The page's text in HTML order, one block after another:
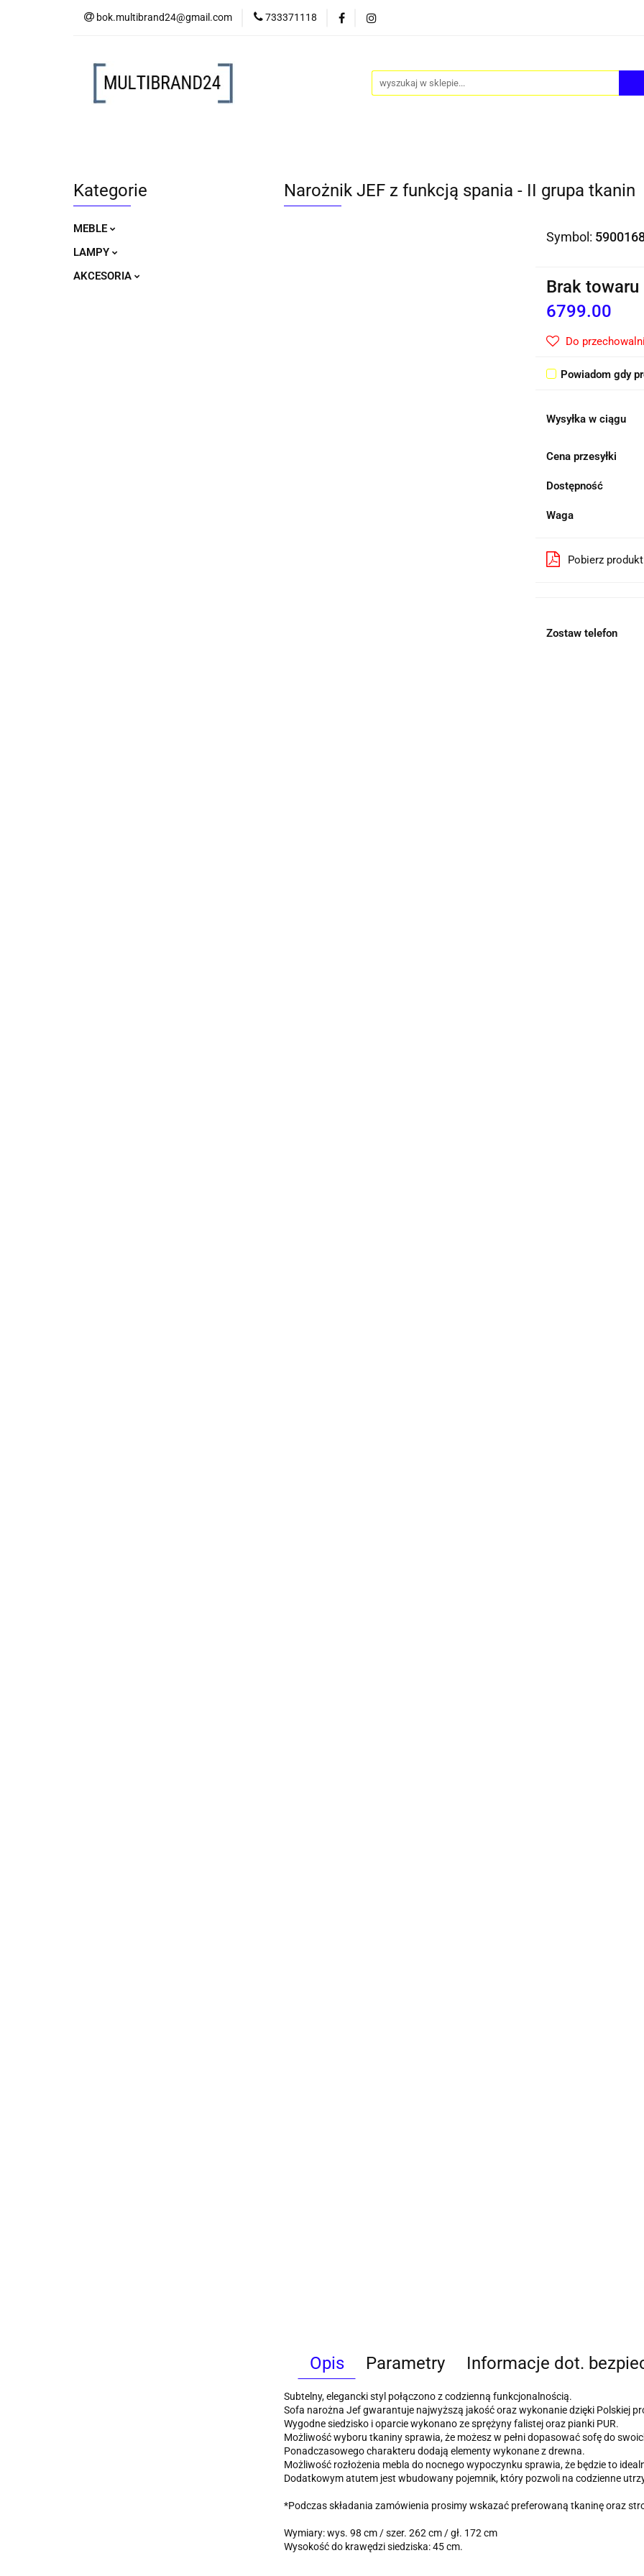
bok.multibrand24@gmail.com 733371118
MEBLE LAMPY AKCESORIA
Kategorie
MEBLE
LAMPY
AKCESORIA
Narożnik JEF z funkcją spania - II grupa tkanin
Symbol:
Brak towaru
6799.00
Do przechowalni
Powiadom gdy
Wysyłka w ciągu
Cena przesyłki
Dostępność
Waga
Pobierz
Zostaw telefon
Opis Parametry Informacje dot.
Subtelny, elegancki styl połączono z codzienną funkcjonalnością.
Sofa narożna Jef gwarantuje najwyższą jakość oraz wykonanie dzięki Polskiej
Wygodne siedzisko i oparcie wykonano ze sprężyny falistej oraz pianki PUR.
Możliwość wyboru tkaniny sprawia, że możesz w pełni dopasować sofę do
Ponadczasowego charakteru dodają elementy wykonane z drewna.
Możliwość rozłożenia mebla do nocnego wypoczynku sprawia, że będzie to
Dodatkowym atutem jest wbudowany pojemnik, który pozwoli na codzienne
*Podczas składania zamówienia prosimy wskazać preferowaną tkaninę oraz
Wymiary: wys. 98 cm / szer. 262 cm / gł. 172 cm
Wysokość do krawędzi siedziska: 45 cm.